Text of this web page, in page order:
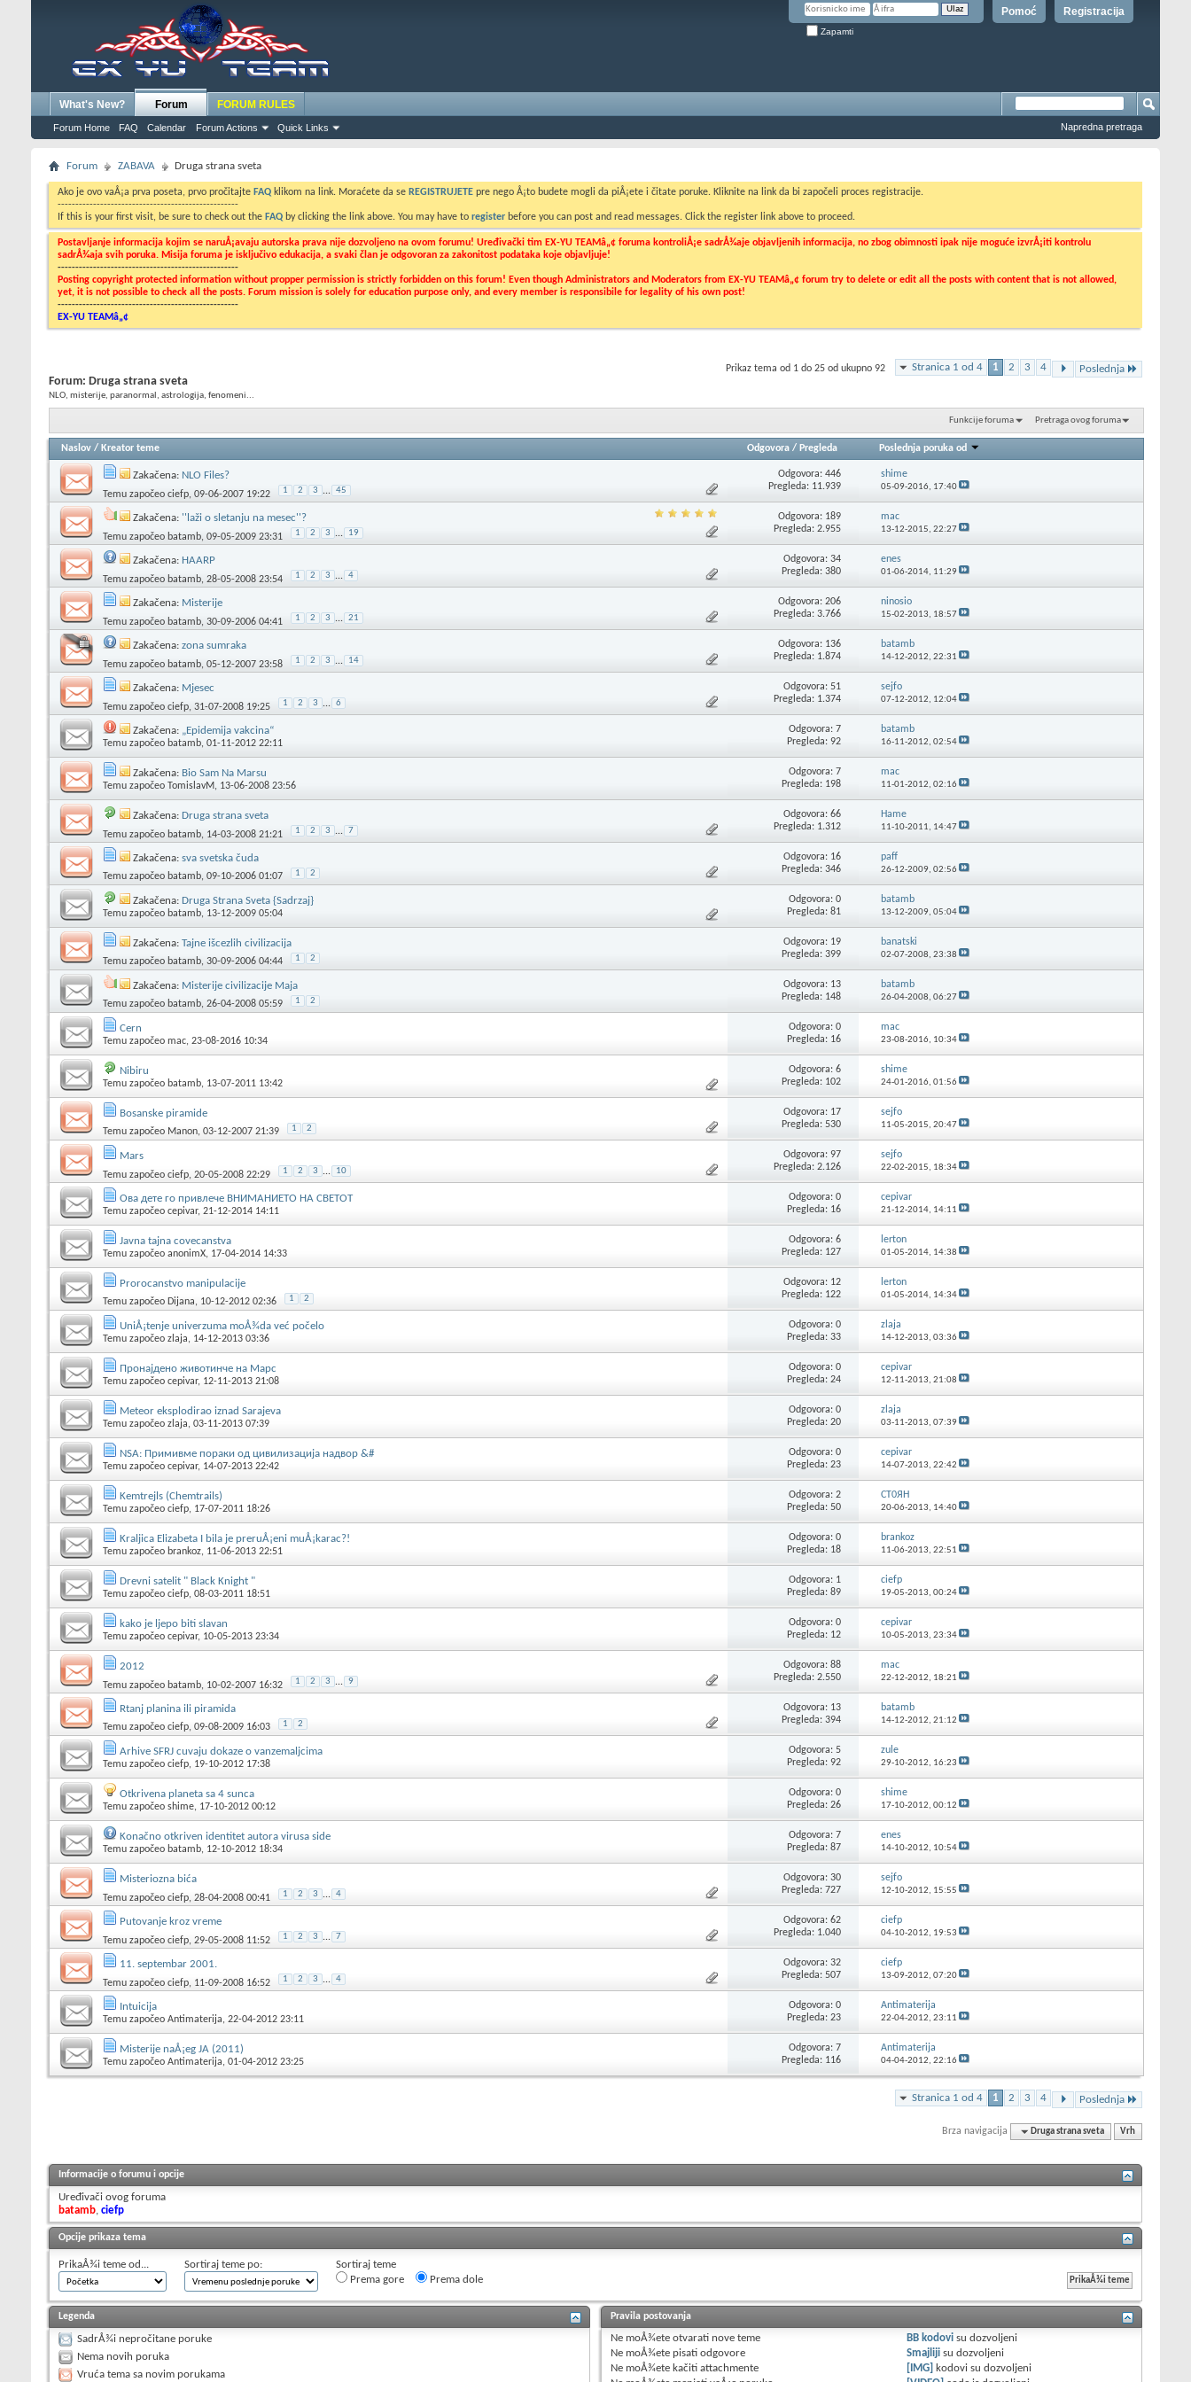
Registracija
Pomoć
Zapamti
What's New? Forum
Forum Home FAQ Calendar Forum Actions Quick Links
FORUM RULES
Napredna pretraga
Forum ZABAVA Druga strana sveta
Ako je ovo vaÅ¡a prva poseta, prvo pročitajte FAQ klikom na link. Moraćete da se REGISTRUJETE pre nego Å¡to budete mogli da piÅ¡ete i čitate poruke. Kliknite na link da bi započeli proces registracije.
---------------------------------------------------
If this is your first visit, be sure to check out the FAQ by clicking the link above. You may have to register before you can post and read messages. Click the register link above to proceed.
Postavljanje informacija kojim se naruÅ¡avaju autorska prava nije dozvoljeno na ovom forumu! Uređivački tim EX-YU TEAMâ„¢ foruma kontroliÅ¡e sadrÅ¾aje objavljenih informacija, no zbog obimnosti ipak nije moguće izvrÅ¡iti kontrolu
sadrÅ¾aja svih poruka. Misija foruma je isključivo edukacija, a svaki član je odgovoran za zakonitost podataka koje objavljuje!
---------------------------------------------------
Posting copyright protected information without propper permission is strictly forbidden on this forum! Even though Administrators and Moderators from EX-YU TEAMâ„¢ forum try to delete or edit all the posts with content that is not allowed,
yet, it is not possible to check all the posts. Forum mission is solely for education purpose only, and every member is responsibile for legality of his own post!
---------------------------------------------------
EX-YU TEAMâ„¢
Stranica 1 od 4 1 2 3 4 Poslednja
Prikaz tema od 1 do 25 od ukupno 92
Forum: Druga strana sveta
NLO, misterije, paranormal, astrologija, fenomeni...
Funkcije foruma Pretraga ovog foruma
Naslov / Kreator teme Odgovora / Pregleda Poslednja poruka od
Zakačena: NLO Files?
Temu započeo ciefp, 09-06-2007 19:22 1 2 3 ... 45
Odgovora: 446
Pregleda: 11.939
shime
05-09-2016, 17:40
Zakačena: ''laži o sletanju na mesec''?
Temu započeo batamb, 09-05-2009 23:31 1 2 3 ... 19
Odgovora: 189
Pregleda: 2.955
mac
13-12-2015, 22:27
Zakačena: HAARP
Temu započeo batamb, 28-05-2008 23:54 1 2 3 ... 4
Odgovora: 34
Pregleda: 380
enes
01-06-2014, 11:29
Zakačena: Misterije
Temu započeo batamb, 30-09-2006 04:41 1 2 3 ... 21
Odgovora: 206
Pregleda: 3.766
ninosio
15-02-2013, 18:57
Zakačena: zona sumraka
Temu započeo batamb, 05-12-2007 23:58 1 2 3 ... 14
Odgovora: 136
Pregleda: 1.874
batamb
14-12-2012, 22:31
Zakačena: Mjesec
Temu započeo ciefp, 31-07-2008 19:25 1 2 3 ... 6
Odgovora: 51
Pregleda: 1.374
sejfo
07-12-2012, 12:04
Zakačena: „Epidemija vakcina“
Temu započeo batamb, 01-11-2012 22:11
Odgovora: 7
Pregleda: 92
batamb
16-11-2012, 02:54
Zakačena: Bio Sam Na Marsu
Temu započeo TomislavM, 13-06-2008 23:56
Odgovora: 7
Pregleda: 198
mac
11-01-2012, 02:16
Zakačena: Druga strana sveta
Temu započeo batamb, 14-03-2008 21:21 1 2 3 ... 7
Odgovora: 66
Pregleda: 1.312
Hame
11-10-2011, 14:47
Zakačena: sva svetska čuda
Temu započeo batamb, 09-10-2006 01:07 1 2
Odgovora: 16
Pregleda: 346
paff
26-12-2009, 02:56
Zakačena: Druga Strana Sveta {Sadrzaj}
Temu započeo batamb, 13-12-2009 05:04
Odgovora: 0
Pregleda: 81
batamb
13-12-2009, 05:04
Zakačena: Tajne išcezlih civilizacija
Temu započeo batamb, 30-09-2006 04:44 1 2
Odgovora: 19
Pregleda: 399
banatski
02-07-2008, 23:38
Zakačena: Misterije civilizacije Maja
Temu započeo batamb, 26-04-2008 05:59 1 2
Odgovora: 13
Pregleda: 148
batamb
26-04-2008, 06:27
Cern
Temu započeo mac, 23-08-2016 10:34
Odgovora: 0
Pregleda: 16
mac
23-08-2016, 10:34
Nibiru
Temu započeo batamb, 13-07-2011 13:42
Odgovora: 6
Pregleda: 102
shime
24-01-2016, 01:56
Bosanske piramide
Temu započeo Manon, 03-12-2007 21:39 1 2
Odgovora: 17
Pregleda: 530
sejfo
11-05-2015, 20:47
Mars
Temu započeo ciefp, 20-05-2008 22:29 1 2 3 ... 10
Odgovora: 97
Pregleda: 2.126
sejfo
22-02-2015, 18:34
Ова дете го привлече ВНИМАНИЕТО НА СВЕТОТ
Temu započeo cepivar, 21-12-2014 14:11
Odgovora: 0
Pregleda: 16
cepivar
21-12-2014, 14:11
Javna tajna covecanstva
Temu započeo anonimX, 17-04-2014 14:33
Odgovora: 6
Pregleda: 127
lerton
01-05-2014, 14:38
Prorocanstvo manipulacije
Temu započeo Dijana, 10-12-2012 02:36 1 2
Odgovora: 12
Pregleda: 122
lerton
01-05-2014, 14:34
UniÅ¡tenje univerzuma moÅ¾da već počelo
Temu započeo zlaja, 14-12-2013 03:36
Odgovora: 0
Pregleda: 33
zlaja
14-12-2013, 03:36
Пронајдено животинче на Марс
Temu započeo cepivar, 12-11-2013 21:08
Odgovora: 0
Pregleda: 24
cepivar
12-11-2013, 21:08
Meteor eksplodirao iznad Sarajeva
Temu započeo zlaja, 03-11-2013 07:39
Odgovora: 0
Pregleda: 20
zlaja
03-11-2013, 07:39
NSA: Примивме пораки од цивилизација надвор &#
Temu započeo cepivar, 14-07-2013 22:42
Odgovora: 0
Pregleda: 23
cepivar
14-07-2013, 22:42
Kemtrejls (Chemtrails)
Temu započeo ciefp, 17-07-2011 18:26
Odgovora: 2
Pregleda: 50
CT0ЯH
20-06-2013, 14:40
Kraljica Elizabeta I bila je preruÅ¡eni muÅ¡karac?!
Temu započeo brankoz, 11-06-2013 22:51
Odgovora: 0
Pregleda: 18
brankoz
11-06-2013, 22:51
Drevni satelit " Black Knight "
Temu započeo ciefp, 08-03-2011 18:51
Odgovora: 1
Pregleda: 89
ciefp
19-05-2013, 00:24
kako je ljepo biti slavan
Temu započeo cepivar, 10-05-2013 23:34
Odgovora: 0
Pregleda: 12
cepivar
10-05-2013, 23:34
2012
Temu započeo batamb, 10-02-2007 16:32 1 2 3 ... 9
Odgovora: 88
Pregleda: 2.550
mac
22-12-2012, 18:21
Rtanj planina ili piramida
Temu započeo ciefp, 09-08-2009 16:03 1 2
Odgovora: 13
Pregleda: 394
batamb
14-12-2012, 21:12
Arhive SFRJ cuvaju dokaze o vanzemaljcima
Temu započeo ciefp, 19-10-2012 17:38
Odgovora: 5
Pregleda: 92
zule
29-10-2012, 16:23
Otkrivena planeta sa 4 sunca
Temu započeo shime, 17-10-2012 00:12
Odgovora: 0
Pregleda: 26
shime
17-10-2012, 00:12
Konačno otkriven identitet autora virusa side
Temu započeo batamb, 12-10-2012 18:34
Odgovora: 7
Pregleda: 87
enes
14-10-2012, 10:54
Misteriozna bića
Temu započeo ciefp, 28-04-2008 00:41 1 2 3 ... 4
Odgovora: 30
Pregleda: 727
sejfo
12-10-2012, 15:55
Putovanje kroz vreme
Temu započeo ciefp, 29-05-2008 11:52 1 2 3 ... 7
Odgovora: 62
Pregleda: 1.040
ciefp
04-10-2012, 19:53
11. septembar 2001.
Temu započeo ciefp, 11-09-2008 16:52 1 2 3 ... 4
Odgovora: 32
Pregleda: 507
ciefp
13-09-2012, 07:20
Intuicija
Temu započeo Antimaterija, 22-04-2012 23:11
Odgovora: 0
Pregleda: 23
Antimaterija
22-04-2012, 23:11
Misterije naÅ¡eg JA (2011)
Temu započeo Antimaterija, 01-04-2012 23:25
Odgovora: 7
Pregleda: 116
Antimaterija
04-04-2012, 22:16
Stranica 1 od 4 1 2 3 4 Poslednja
Brza navigacija Druga strana sveta Vrh
Informacije o forumu i opcije
Uređivači ovog foruma
batamb, ciefp
Opcije prikaza tema
PrikaÅ¾i teme od... Sortiraj teme po:
Sortiraj teme
Prema gore
Prema dole
Legenda
SadrÅ¾i nepročitane poruke
Nema novih poruka
Vruća tema sa novim porukama
Pravila postovanja
Ne moÅ¾ete otvarati nove teme
Ne moÅ¾ete pisati odgovore
Ne moÅ¾ete kačiti attachmente
BB kodovi sudozvoljeni
Smajliji sudozvoljeni
[IMG] kodovi sudozvoljeni